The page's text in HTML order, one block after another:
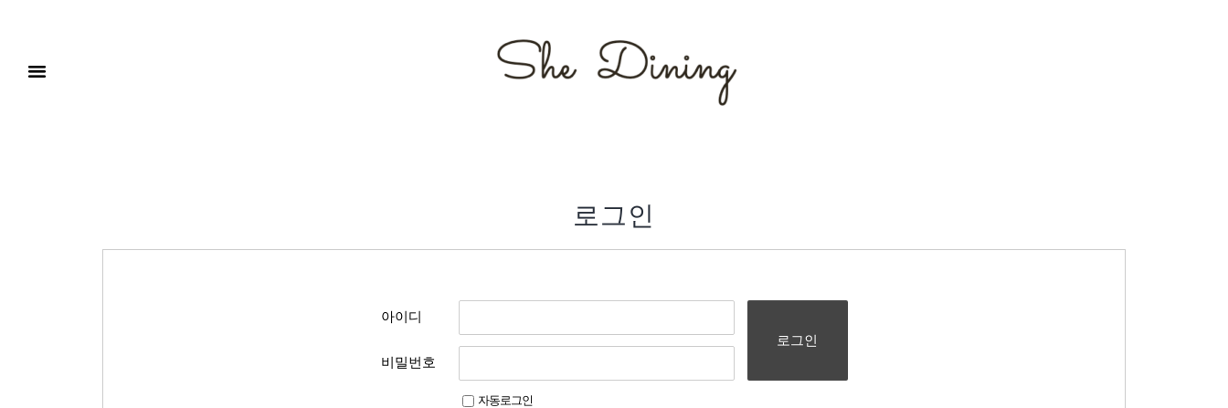
로그인
아이디
비밀번호
자동로그인
로그인